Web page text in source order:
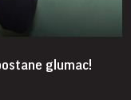
glumac!